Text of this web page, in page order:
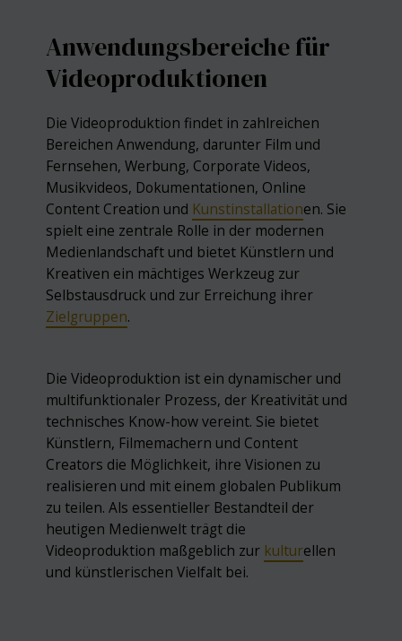
Anwendungsbereiche für
Videoproduktionen
Die Videoproduktion findet in zahlreichen
Bereichen Anwendung, darunter Film und
Fernsehen, Werbung, Corporate Videos,
Musikvideos, Dokumentationen, Online
Content Creation und Kunstinstallationen. Sie
spielt eine zentrale Rolle in der modernen
Medienlandschaft und bietet Künstlern und
Kreativen ein mächtiges Werkzeug zur
Selbstausdruck und zur Erreichung ihrer
Zielgruppen.
Die Videoproduktion ist ein dynamischer und
multifunktionaler Prozess, der Kreativität und
technisches Know-how vereint. Sie bietet
Künstlern, Filmemachern und Content
Creators die Möglichkeit, ihre Visionen zu
realisieren und mit einem globalen Publikum
zu teilen. Als essentieller Bestandteil der
heutigen Medienwelt trägt die
Videoproduktion maßgeblich zur kulturellen
und künstlerischen Vielfalt bei.